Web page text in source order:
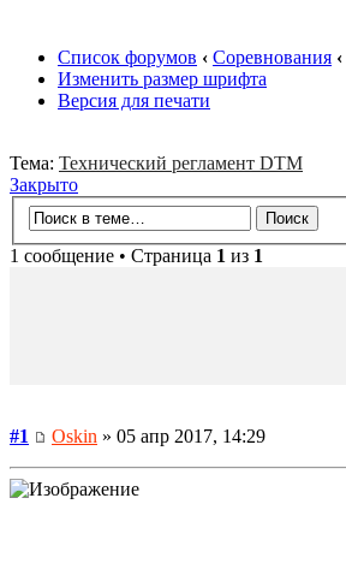
Список форумов ‹ Соревнования ‹
Изменить размер шрифта
Версия для печати
Тема: Технический регламент DTM
Закрыто
1 сообщение • Страница 1 из 1
#1 Oskin » 05 апр 2017, 14:29